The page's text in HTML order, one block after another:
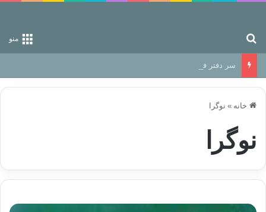
منو
سر دفتر فساد در زمین‌، دوری وکناره‌گیری از راه خداست‌!
خانه » نوگرا
نوگرا